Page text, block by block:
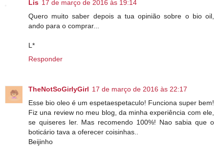
Lis 17 de março de 2016 às 19:14
Quero muito saber depois a tua opinião sobre o bio oil,
ando para o comprar...
L*
Responder
TheNotSoGirlyGirl 17 de março de 2016 às 22:17
Esse bio oleo é um espetaespetaculo! Funciona super bem!
Fiz una review no meu blog, da minha experiência com ele,
se quiseres ler. Mas recomendo 100%! Nao sabia que o
boticário tava a oferecer coisinhas..
Beijinho